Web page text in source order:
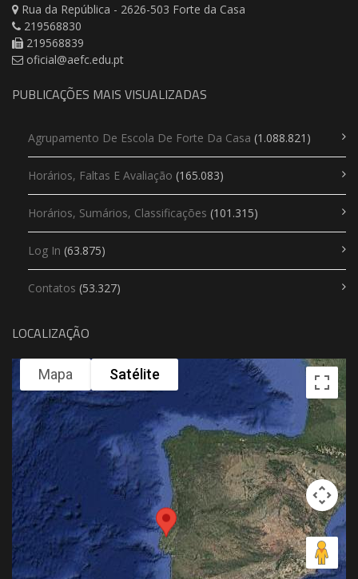
Rua da República - 2626-503 Forte da Casa
219568830
219568839
oficial@aefc.edu.pt
PUBLICAÇÕES MAIS VISUALIZADAS
Agrupamento De Escola De Forte Da Casa (1.088.821)
Horários, Faltas E Avaliação (165.083)
Horários, Sumários, Classificações (101.315)
Log In (63.875)
Contatos (53.327)
LOCALIZAÇÃO
Mapa Satélite